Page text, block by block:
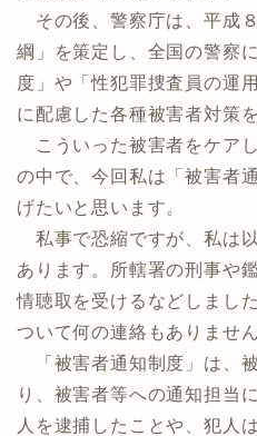
その後、警察庁は、平成
綱」を策定し、全国の警察
度」や「性犯罪捜査員の運
に配慮した各種被害者対策
こういった被害者をケア
の中で、今回私は「被害者
げたいと思います。
私事で恐縮ですが、私は
あります。所轄署の刑事や
情聴取を受けるなどしまし
ついて何の連絡もありません
「被害者通知制度」は、
り、被害者等への通知担当
人を逮捕したことや、犯人